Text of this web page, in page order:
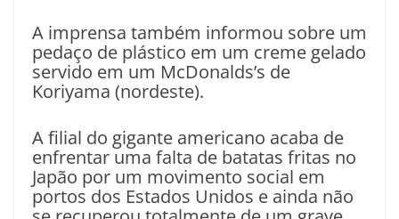
A imprensa também informou sobre um
pedaço de plástico em um creme gelado
servido em um McDonalds’s de
Koriyama (nordeste).
A filial do gigante americano acaba de
enfrentar uma falta de batatas fritas no
Japão por um movimento social em
portos dos Estados Unidos e ainda não